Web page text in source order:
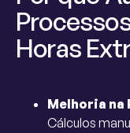
Horas
Melhoria na
Cálculos